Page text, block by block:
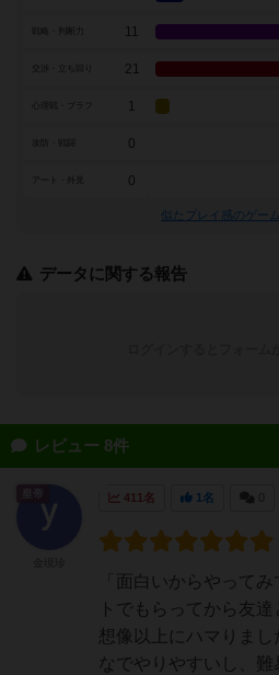
戦略・判断力 11
21
1
0
アート・外見 0
似たプレイ感のゲー
データに関する報告
レビュー 8件
411名 1名
「面白いからやって
トでもらってから友
想像以上にハマりまし
なでやりやすいし、
皇帝